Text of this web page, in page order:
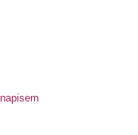
ustnych AI
PCS